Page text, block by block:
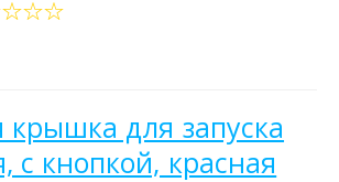
для запуска
с кнопкой, красная